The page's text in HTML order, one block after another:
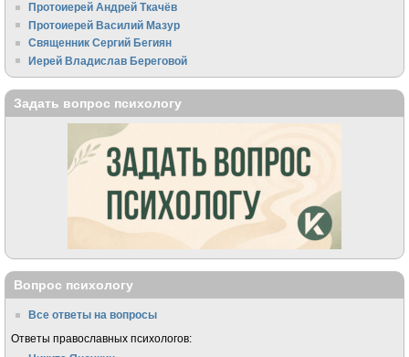
Протоиерей Андрей Ткачёв
Протоиерей Василий Мазур
Священник Сергий Бегиян
Иерей Владислав Береговой
Задать вопрос психологу
Вопрос психологу
Все ответы на вопросы
Ответы православных психологов: